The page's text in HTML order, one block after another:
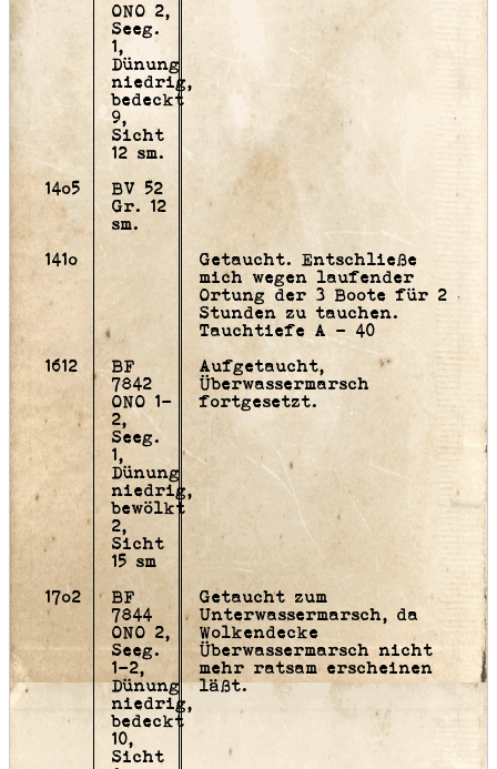
ONO 2,
Seeg.
1,
Dünung
niedrig,
bedeckt
9,
Sicht
12 sm.
14o5
BV 52
Gr. 12
sm.
141o
Getaucht. Entschließe
mich wegen laufender
Ortung der 3 Boote für 2
Stunden zu tauchen.
Tauchtiefe A - 40
1612
BF
7842
ONO 1-
2,
Seeg.
1,
Dünung
niedrig,
bewölkt
2,
Sicht
15 sm
Aufgetaucht,
Überwassermarsch
fortgesetzt.
17o2
BF
7844
ONO 2,
Seeg.
1-2,
Dünung
niedrig,
bedeckt
10,
Sicht
Getaucht zum
Unterwassermarsch, da
Wolkendecke
Überwassermarsch nicht
mehr ratsam erscheinen
läßt.